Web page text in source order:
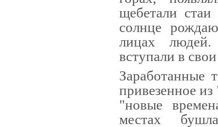
щебетали
солнце
лицах
вступали в
Заработанные
привезен­ное
"новые
местах